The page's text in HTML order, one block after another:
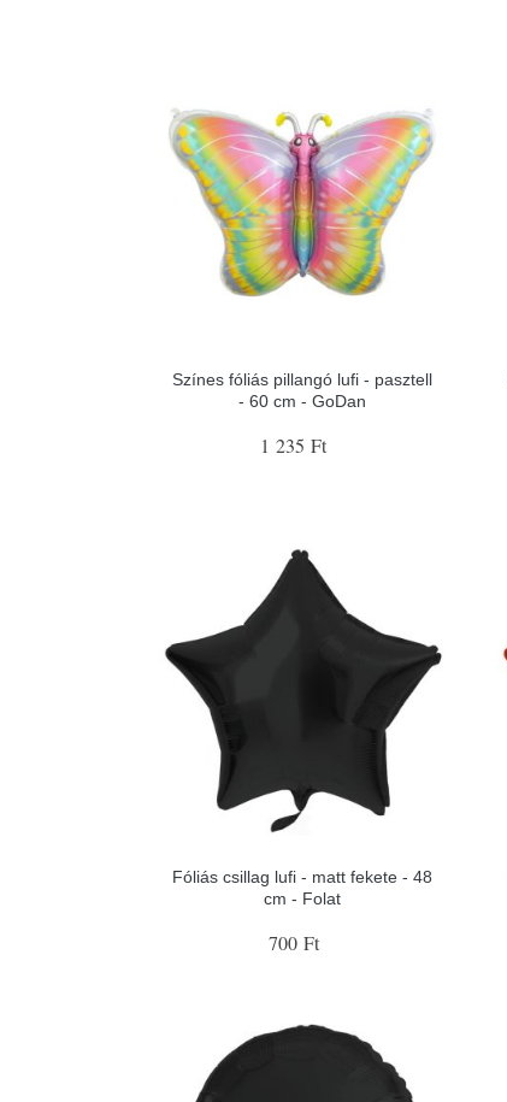
Színes fóliás pillangó lufi - pasztell
- 60 cm - GoDan
1 235 Ft
Fóliás csillag lufi - matt fekete - 48
cm - Folat
700 Ft